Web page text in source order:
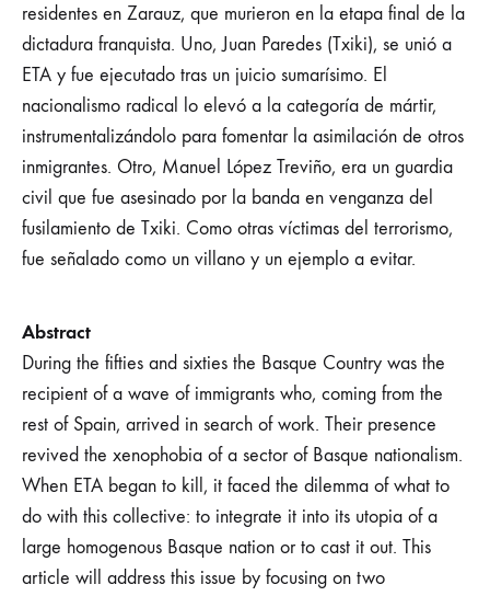
residentes en Zarauz, que murieron en la etapa final de la
dictadura franquista. Uno, Juan Paredes (Txiki), se unió a
ETA y fue ejecutado tras un juicio sumarísimo. El
nacionalismo radical lo elevó a la categoría de mártir,
instrumentalizándolo para fomentar la asimilación de otros
inmigrantes. Otro, Manuel López Treviño, era un guardia
civil que fue asesinado por la banda en venganza del
fusilamiento de Txiki. Como otras víctimas del terrorismo,
fue señalado como un villano y un ejemplo a evitar.
Abstract
During the fifties and sixties the Basque Country was the
recipient of a wave of immigrants who, coming from the
rest of Spain, arrived in search of work. Their presence
revived the xenophobia of a sector of Basque nationalism.
When ETA began to kill, it faced the dilemma of what to
do with this collective: to integrate it into its utopia of a
large homogenous Basque nation or to cast it out. This
article will address this issue by focusing on two